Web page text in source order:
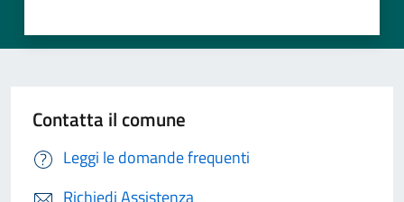
Contatta il comune
Leggi le domande frequenti